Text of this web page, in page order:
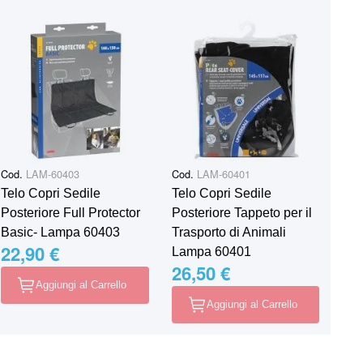
Cod. LAM-60403
Telo Copri Sedile
Posteriore Full Protector
Basic- Lampa 60403
22,90 €
Aggiungi al Carrello
Cod. LAM-60401
Telo Copri Sedile
Posteriore Tappeto per il
Trasporto di Animali
Lampa 60401
26,50 €
Aggiungi al Carrello